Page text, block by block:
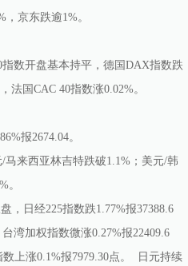
京东跌逾1%。
数开盘基本持平，德国DAX指数跌
法国CAC 40指数涨0.02%。
报2674.04。
来西亚林吉特跌破1.1%；美元/韩
。
，日经225指数跌1.77%报37388.6
湾加权指数微涨0.27%报22409.6
上涨0.1%报7979.30点。 日元持续